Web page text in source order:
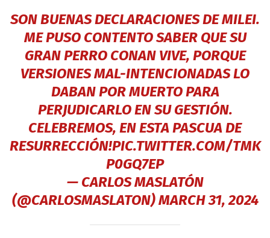
SON BUENAS DECLARACIONES DE MILEI.
ME PUSO CONTENTO SABER QUE SU
GRAN PERRO CONAN VIVE, PORQUE
VERSIONES MAL-INTENCIONADAS LO
DABAN POR MUERTO PARA
PERJUDICARLO EN SU GESTIÓN.
CELEBREMOS, EN ESTA PASCUA DE
RESURRECCIÓN!PIC.TWITTER.COM/TMK
P0GQ7EP
— CARLOS MASLATÓN
(@CARLOSMASLATON)MARCH 31, 2024